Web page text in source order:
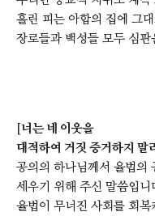
흘린 피는 아합의 집에 그
장로들과 백성들 모두 심판
[너는 네 이웃을
대적하여 거짓 증거하지 말
공의의 하나님께서 율법의
세우기 위해 주신 말씀입
율법이 무너진 사회를 회